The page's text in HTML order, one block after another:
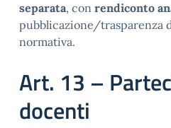
separata, con rendiconto
pubblicazione/trasparenza
normativa.
Art. 13 –
docenti